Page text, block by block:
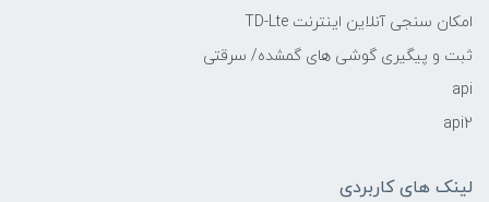
امکان سنجی آنلاین اینترنت TD-Lte
ثبت و پیگیری گوشی های گمشده/ سرقتی
api
api2
لینک های کاربردی